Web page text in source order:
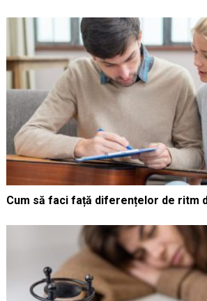
Cum să faci față diferențelor de ritm